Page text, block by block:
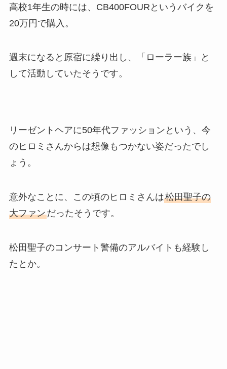
高校1年生の時には、CB400FOURというバイクを
20万円で購入。
週末になると原宿に繰り出し、「ローラー族」と
して活動していたそうです。
リーゼントヘアに50年代ファッションという、今
のヒロミさんからは想像もつかない姿だったでし
ょう。
意外なことに、この頃のヒロミさんは松田聖子の
大ファンだったそうです。
松田聖子のコンサート警備のアルバイトも経験し
たとか。